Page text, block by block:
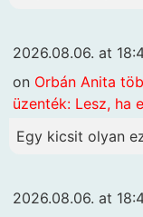
2026.08.06. at
on Orbán Anita
üzenték: Lesz, ha
Egy kicsit olyan
2026.08.06. at